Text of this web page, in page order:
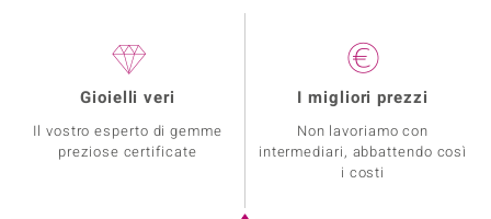
Gioielli veri
Il vostro esperto di gemme
preziose certificate
I migliori prezzi
Non lavoriamo con
intermediari, abbattendo così
i costi